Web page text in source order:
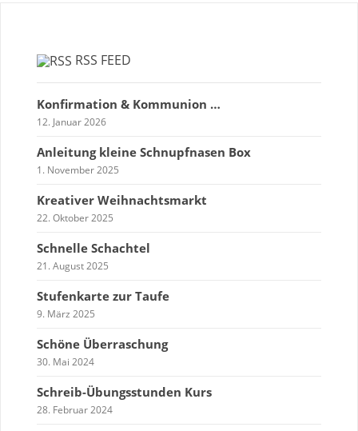
RSS FEED
Konfirmation & Kommunion …
12. Januar 2026
Anleitung kleine Schnupfnasen Box
1. November 2025
Kreativer Weihnachtsmarkt
22. Oktober 2025
Schnelle Schachtel
21. August 2025
Stufenkarte zur Taufe
9. März 2025
Schöne Überraschung
30. Mai 2024
Schreib-Übungsstunden Kurs
28. Februar 2024